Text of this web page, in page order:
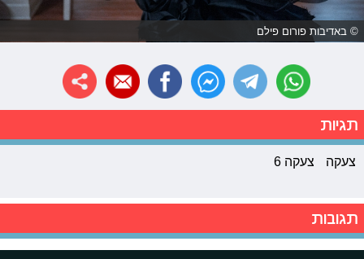
© באדיבות פורום פילם
תגיות
צעקה צעקה 6
תגובות